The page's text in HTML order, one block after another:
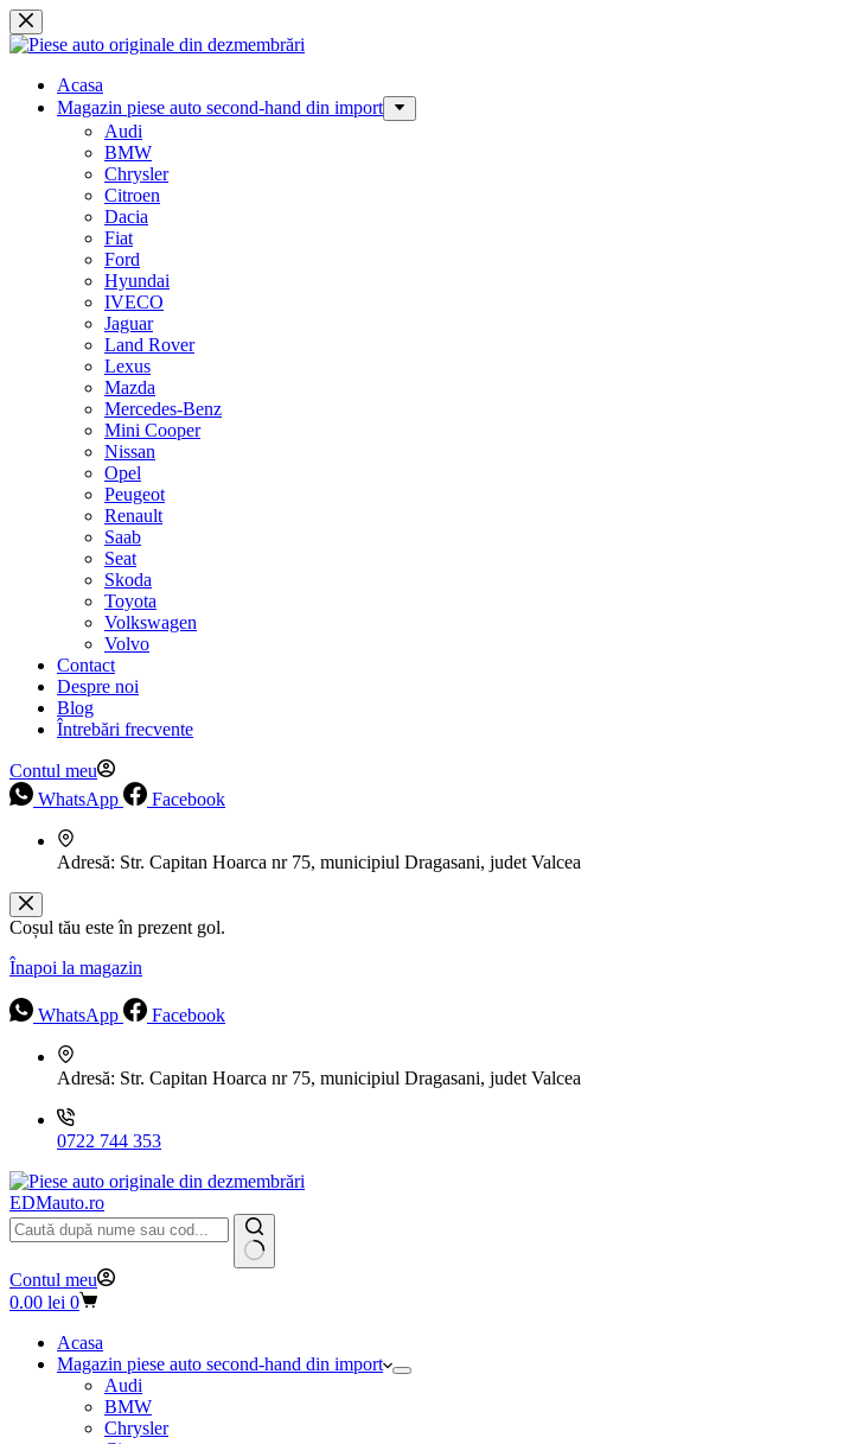
Sari
la
Acasa
Magazin piese auto second-hand din import
Audi
BMW
Chrysler
Citroen
Dacia
Fiat
Ford
Hyundai
IVECO
Jaguar
Land Rover
Lexus
Mazda
Mercedes-Benz
Mini Cooper
Nissan
Opel
Peugeot
Renault
Saab
Seat
Skoda
Toyota
Volkswagen
Volvo
Contact
Despre noi
Blog
Întrebări frecvente
Contul meu
WhatsApp
Facebook
Adresă: Str. Capitan Hoarca nr 75, municipiul Dragasani, judet Valcea
Coșul tău este în prezent gol.
Înapoi la magazin
WhatsApp Facebook
Adresă: Str. Capitan Hoarca nr 75, municipiul Dragasani, judet Valcea
0722 744 353
EDMauto.ro
Niciun
rezultat
Contul meu
Coș
cumpărături
0.00 lei 0
Acasa
Magazin piese auto second-hand din import
Audi
BMW
Chrysler